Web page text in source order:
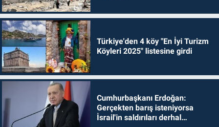
Türkiye'den 4 köy "En İyi Turizm
Köyleri 2025" listesine girdi
Cumhurbaşkanı Erdoğan:
Gerçekten barış isteniyorsa
İsrail'in saldırıları derhal